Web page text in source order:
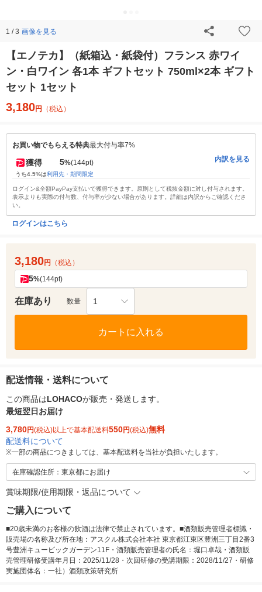
1 / 3 画像を見る
【エノテカ】（紙箱込・紙袋付）フランス 赤ワイ
ン・白ワイン 各1本 ギフトセット 750ml×2本 ギフト
セット 1セット
3,180円 （税込）
お買い物でもらえる特典最大付与率7%
獲得 5%(144pt)
うち4.5%は利用先・期間限定
内訳を見る
ログイン&全額PayPay支払いで獲得できます。原則として税抜金額に対し付与されます。
表示よりも実際の付与数、付与率が少ない場合があります。詳細は内訳からご確認くださ
い。
ログインはこちら
3,180円 （税込）
5%(144pt)
在庫あり 数量 1
カートに入れる
配送情報・送料について
この商品はLOHACOが販売・発送します。
最短翌日お届け
3,780円(税込)以上で基本配送料550円(税込)無料
配送料について
※一部の商品につきましては、基本配送料を当社が負担いたします。
在庫確認住所：東京都にお届け
賞味期限/使用期限・返品について
ご購入について
■20歳未満のお客様の飲酒は法律で禁止されています。■酒類販売管理者標識・
販売場の名称及び所在地：アスクル株式会社本社 東京都江東区豊洲三丁目2番3
号豊洲キュービックガーデン11F・酒類販売管理者の氏名：堀口卓哉・酒類販
売管理研修受講年月日：2025/11/28・次回研修の受講期限：2028/11/27・研修
実施団体名：一社）酒類政策研究所